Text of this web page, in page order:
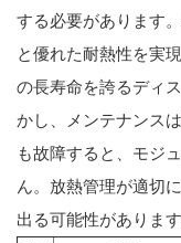
する必要があります
と優れた耐熱性を実
の長寿命を誇るディ
かし、メンテナンス
も故障すると、モジ
ん。放熱管理が適切
出る可能性があります